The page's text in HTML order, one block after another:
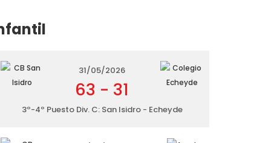
31/05/2026
63 - 31
3º-4º Puesto Div. C: San Isidro - Echeyde